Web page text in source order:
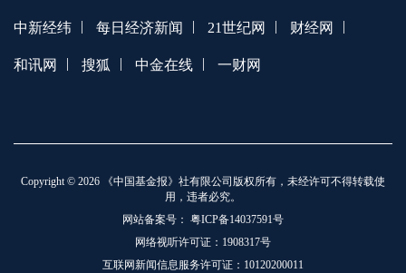
中新经纬 每日经济新闻 21世纪网 财经网
和讯网 搜狐 中金在线 一财网
Copyright © 2026 《中国基金报》社有限公司版权所有，未经许可不得转载使
用，违者必究。
网站备案号： 粤ICP备14037591号
网络视听许可证：1908317号
互联网新闻信息服务许可证：10120200011